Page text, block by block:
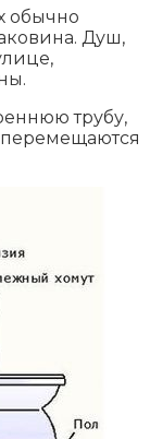
обычно
Душ,
трубу,
перемещаются